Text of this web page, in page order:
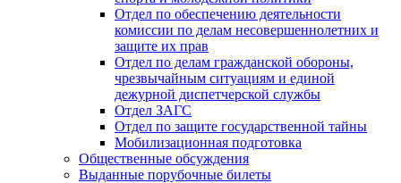
Отдел по обеспечению деятельности
комиссии по делам несовершеннолетних и
защите их прав
Отдел по делам гражданской обороны,
чрезвычайным ситуациям и единой
дежурной диспетчерской службы
Отдел ЗАГС
Отдел по защите государственной тайны
Мобилизационная подготовка
Общественные обсуждения
Выданные порубочные билеты